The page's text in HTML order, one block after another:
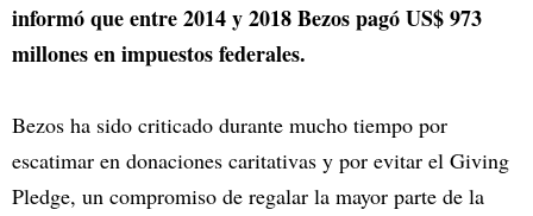
informó que entre 2014 y 2018 Bezos pagó US$ 973
millones en impuestos federales.
Bezos ha sido criticado durante mucho tiempo por
escatimar en donaciones caritativas y por evitar el Giving
Pledge, un compromiso de regalar la mayor parte de la